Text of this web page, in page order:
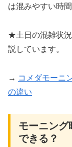
は混みやすい時間
★土日の混雑状
説しています。
→ コメダモーニ
の違い
モーニング
できる？